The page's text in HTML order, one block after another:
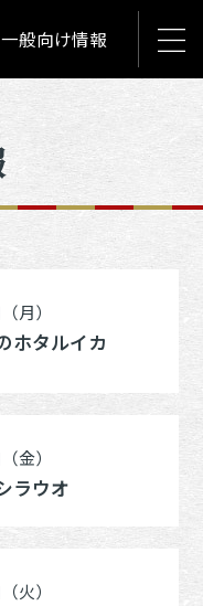
一般向け情報
月）
タルイカ
金）
ラウオ
火）